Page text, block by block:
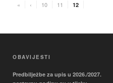
« ‹ 10 11 12
OBAVIJESTI
Predbilježbe za upis u 2026./2027.